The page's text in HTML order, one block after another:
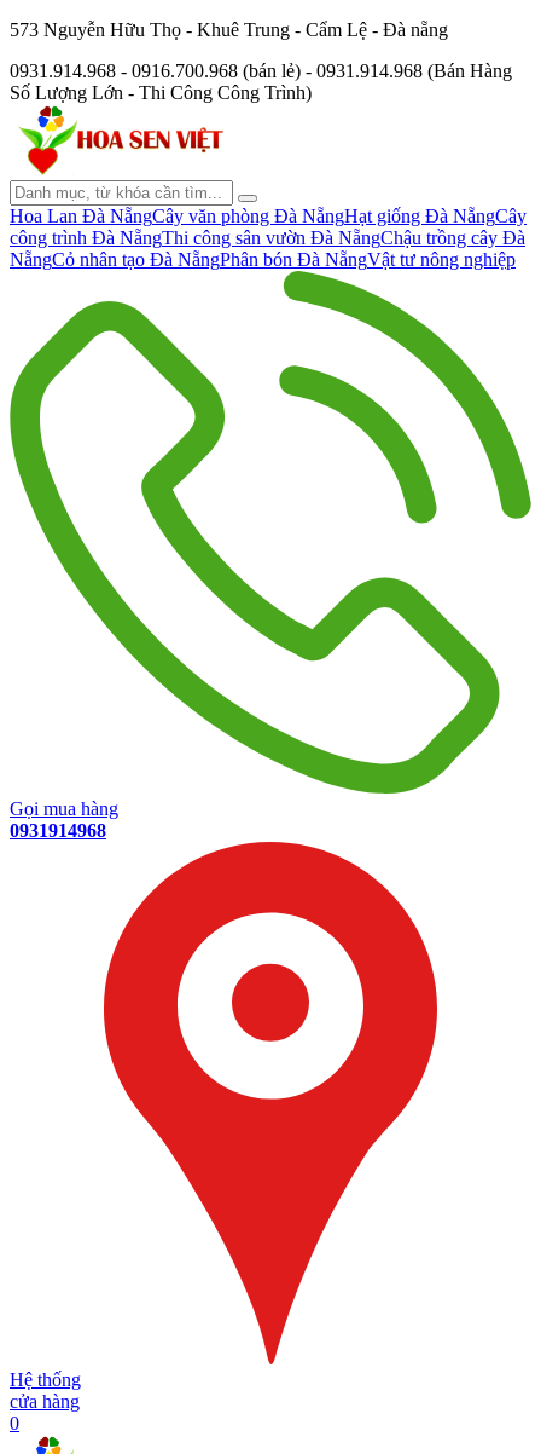
573 Nguyễn Hữu Thọ - Khuê Trung - Cẩm Lệ - Đà nẵng
0931.914.968 - 0916.700.968 (bán lẻ) - 0931.914.968 (Bán Hàng
Số Lượng Lớn - Thi Công Công Trình)
Hoa Lan Đà NẵngCây văn phòng Đà NẵngHạt giống Đà NẵngCây
công trình Đà NẵngThi công sân vườn Đà NẵngChậu trồng cây Đà
NẵngCỏ nhân tạo Đà NẵngPhân bón Đà NẵngVật tư nông nghiệp
Gọi mua hàng
0931914968
Hệ thống
cửa hàng
0